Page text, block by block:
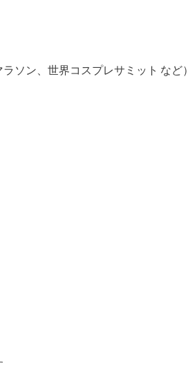
ソン、世界コスプレサミット など）